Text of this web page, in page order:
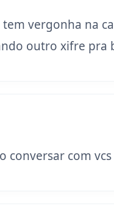
tem vergonha na
outro xifre pra
conversar com vcs